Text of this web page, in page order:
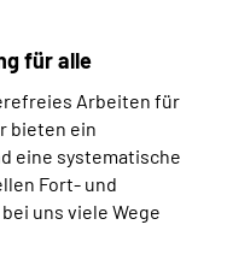
für alle
Arbeiten für
bieten ein
eine systematische
Fort- und
uns viele Wege